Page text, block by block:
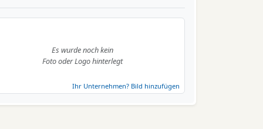
Es wurde noch kein
Foto oder Logo hinterlegt
Ihr Unternehmen? Bild hinzufügen